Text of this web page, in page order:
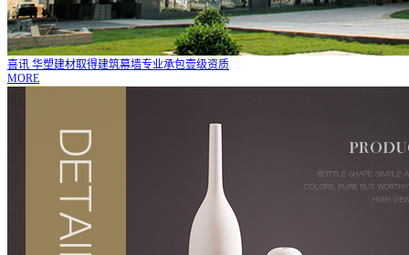
喜讯 华塑建材取得建筑幕墙专业承包壹级资质
MORE